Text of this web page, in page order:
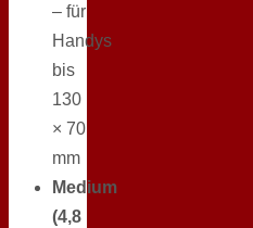
– für
Handys
bis
130
× 70
mm
Medium
(4,8